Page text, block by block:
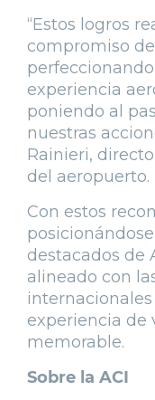
“Estos logros
compromiso
experiencia
poniendo al
nuestras
Rainieri,
del aeropuerto.
Con estos
destacados de
alineado con
experiencia de
memorable.
Sobre la ACI